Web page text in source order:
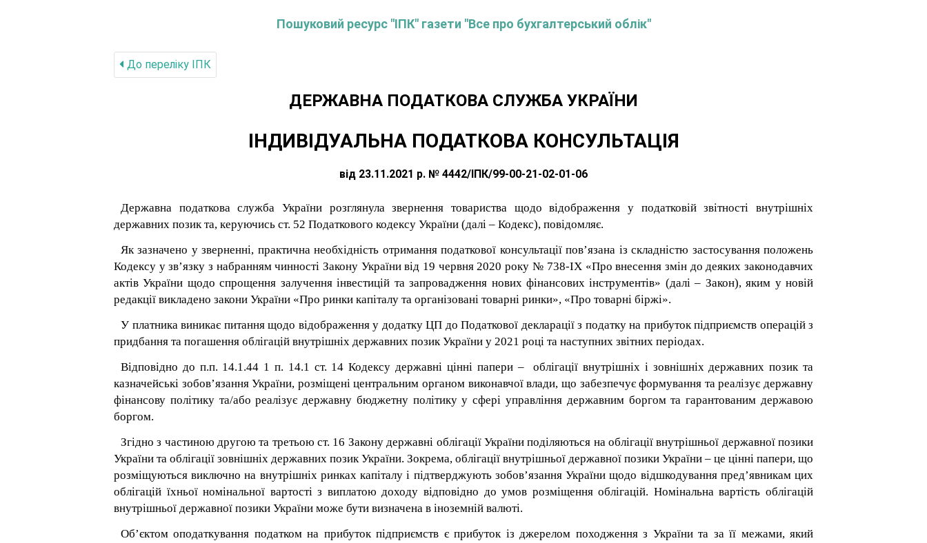
Пошуковий ресурс "ІПК" газети "Все про бухгалтерський облік"
До переліку IПК
ДЕРЖАВНА ПОДАТКОВА СЛУЖБА УКРАЇНИ
ІНДИВІДУАЛЬНА ПОДАТКОВА КОНСУЛЬТАЦІЯ
від 23.11.2021 р. № 4442/ІПК/99-00-21-02-01-06
Державна податкова служба України розглянула звернення товариства щодо відображення у податковій звітності внутрішніх
державних позик та, керуючись ст. 52 Податкового кодексу України (далі – Кодекс), повідомляє.
Як зазначено у зверненні, практична необхідність отримання податкової консультації пов’язана із складністю застосування положень
Кодексу у зв’язку з набранням чинності Закону України від 19 червня 2020 року № 738-ІХ «Про внесення змін до деяких законодавчих
актів України щодо спрощення залучення інвестицій та запровадження нових фінансових інструментів» (далі – Закон), яким у новій
редакції викладено закони України «Про ринки капіталу та організовані товарні ринки», «Про товарні біржі».
У платника виникає питання щодо відображення у додатку ЦП до Податкової декларації з податку на прибуток підприємств операцій з
придбання та погашення облігацій внутрішніх державних позик України у 2021 році та наступних звітних періодах.
Відповідно до п.п. 14.1.44 1 п. 14.1 ст. 14 Кодексу державні цінні папери –
облігації внутрішніх і зовнішніх державних позик та
казначейські зобов’язання України, розміщені центральним органом виконавчої влади, що забезпечує формування та реалізує державну
фінансову політику та/або реалізує державну бюджетну політику у сфері управління державним боргом та гарантованим державою
боргом.
Згідно з частиною другою та третьою ст. 16 Закону державні облігації України поділяються на облігації внутрішньої державної позики
України та облігації зовнішніх державних позик України. Зокрема, облігації внутрішньої державної позики України – це цінні папери, що
розміщуються виключно на внутрішніх ринках капіталу і підтверджують зобов’язання України щодо відшкодування пред’явникам цих
облігацій їхньої номінальної вартості з виплатою доходу відповідно до умов розміщення облігацій. Номінальна вартість облігацій
внутрішньої державної позики України може бути визначена в іноземній валюті.
Об’єктом оподаткування податком на прибуток підприємств є прибуток із джерелом походження з України та за її межами, який